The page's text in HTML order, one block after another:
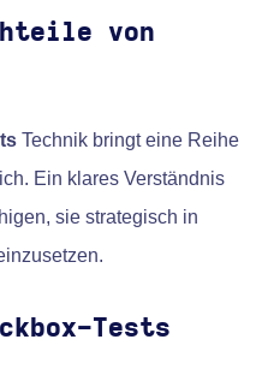
von
Technik bringt eine Reihe
Ein klares Verständnis
sie strategisch in
Tests